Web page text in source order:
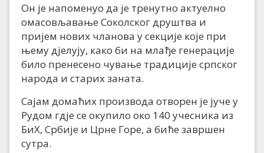
Он је напоменуо да је тренутно актуелно
омасовљавање Соколског друштва и
пријем нових чланова у секције које при
њему дјелују, како би на млађе генерације
било пренесено чување традиције српског
народа и старих заната.
Сајам домаћих производа отворен је јуче у
Рудом гдје се окупило око 140 учесника из
БиХ, Србије и Црне Горе, а биће завршен
сутра.